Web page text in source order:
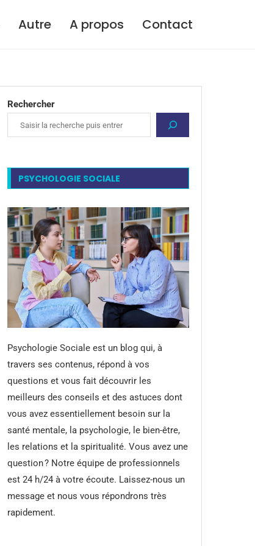
Autre A propos Contact
Rechercher
PSYCHOLOGIE SOCIALE
Psychologie Sociale est un blog qui, à
travers ses contenus, répond à vos
questions et vous fait découvrir les
meilleurs des conseils et des astuces dont
vous avez essentiellement besoin sur la
santé mentale, la psychologie, le bien-être,
les relations et la spiritualité. Vous avez une
question ? Notre équipe de professionnels
est 24 h/24 à votre écoute. Laissez-nous un
message et nous vous répondrons très
rapidement.